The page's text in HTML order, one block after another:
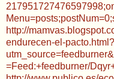
http://
endurecen-el-pacto.html?
=Feed:+feedburner/